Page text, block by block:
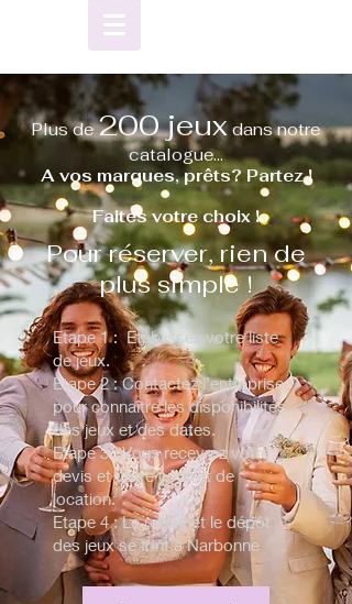
Plus de200 jeux dans notre
catalogue...
A vos marques, prêts? Partez !
Faites votre choix !
Pour réserver, rien de
plus simple !
Etape 1 : Etablissez votre liste
de jeux.
Etape 2 : Contactez l’entreprise
pour connaître les disponibilités
des jeux et des dates.
Etape 3 : Vous recevrez votre
devis et votre contrat de
location.
Etape 4 : Le retrait et le dépôt
des jeux se font à Narbonne